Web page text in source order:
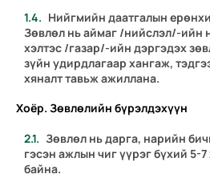
Нийгмийн даатгалын
Зөвлөл нь аймаг /нийслэл/-ийн
хэлтэс /газар/-ийн дэргэдэх
зүйн удирдлагаар хангаж,
хяналт тавьж ажиллана.
Хоёр. Зөвлөлийн бүрэлдэхүүн
Зөвлөл нь дарга, нарийн
гэсэн ажлын чиг үүрэг бүхий 5-
байна.